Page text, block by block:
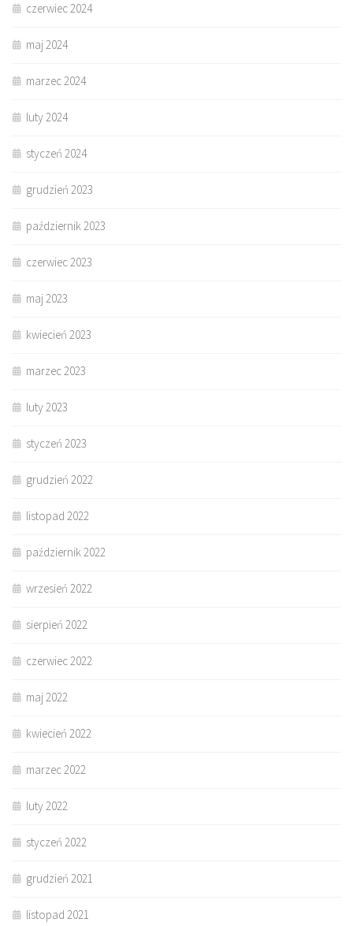
czerwiec 2024
maj 2024
marzec 2024
luty 2024
styczeń 2024
grudzień 2023
październik 2023
czerwiec 2023
maj 2023
kwiecień 2023
marzec 2023
luty 2023
styczeń 2023
grudzień 2022
listopad 2022
październik 2022
wrzesień 2022
sierpień 2022
czerwiec 2022
maj 2022
kwiecień 2022
marzec 2022
luty 2022
styczeń 2022
grudzień 2021
listopad 2021